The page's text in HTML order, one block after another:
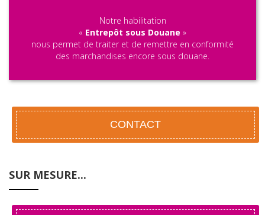
Notre habilitation
« Entrepôt sous Douane »
nous permet de traiter et de remettre en conformité
des marchandises encore sous douane.
CONTACT
SUR MESURE...